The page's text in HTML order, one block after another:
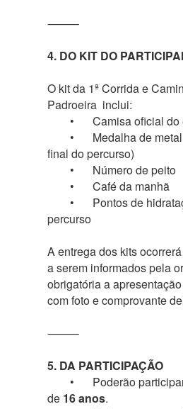
⸻
4. DO KIT DO
O kit da 1ª Corrida e
Padroeira inclui:
•
Camisa oficial do
•
Medalha de
final do percurso)
•
Número de peito
•
Café da manhã
•
Pontos de
percurso
A entrega dos kits
a serem informados pela
obrigatória a
com foto e comprovante
⸻
5. DA PARTICIPAÇÃO
•
Poderão
de 16 anos.